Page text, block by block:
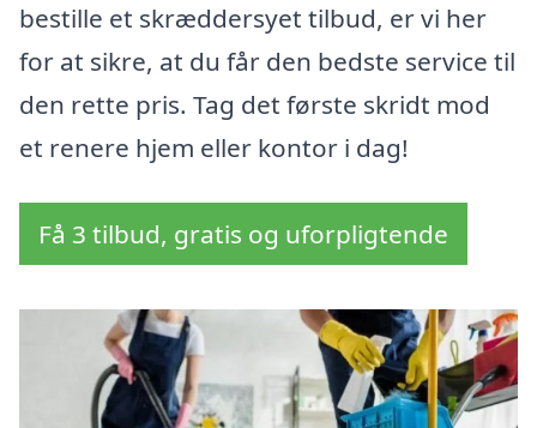
bestille et skræddersyet tilbud, er vi her
for at sikre, at du får den bedste service til
den rette pris. Tag det første skridt mod
et renere hjem eller kontor i dag!
Få 3 tilbud, gratis og uforpligtende